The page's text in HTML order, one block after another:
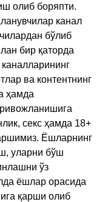
олиб боряпти.
канал
бўлиб
бир қаторда
ва контентнинг
ҳамда
ривожланишига
секс ҳамда 18+
Ёшларнинг
уларни бўш
ўз
ёшлар орасида
қарши олиб